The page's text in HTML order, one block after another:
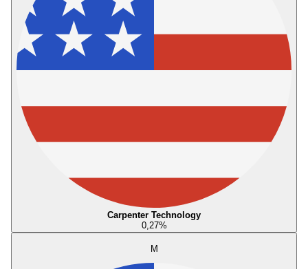
Carpenter Technology
0,27%
M